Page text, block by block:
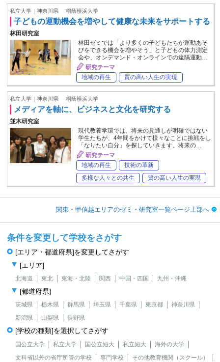
私立大学｜神奈川県 桐蔭横浜大学
子どもの運動機会を増やして健康な未来をサポートする
林田研究室
林田ゼミでは「より多くの子どもたちが運動あそ
びをできる機会を増やそう」と子どもの体力測定
会や、オンデマンド・オンラインでの遠隔運動…
研究テーマ
地域の再生
質の高い人生の実現
私立大学｜神奈川県 桐蔭横浜大学
メディアを軸に、ビジネスと文化を研究する
並木研究室
現代教養学環では、将来の見通しが明確ではない
学生たちが、4年間をかけて様々なことに挑戦をし
「なりたい自分」を探していきます。将来の…
研究テーマ
地域の再生
技術の革新
多様な人々との共生
質の高い人生の実現
関東・甲信越エリアのゼミ・研究室一覧ページ上部へ
条件を変更して学校をさがす
[エリア・都道府県]を変更してさがす
[エリア]
北海道 東北 東海・北陸 関西 中国・四国 九州・沖縄
[都道府県]
茨城県 栃木県 群馬県 埼玉県 千葉県 東京都
神奈川県
新潟県
山梨県 長野県
[学校の種類]を選択してさがす
国公立大学 私立大学 国公立短大 私立短大
海外の大学
文科省以外の省庁所管の学校
専門学校
その他教育機関（スクール）